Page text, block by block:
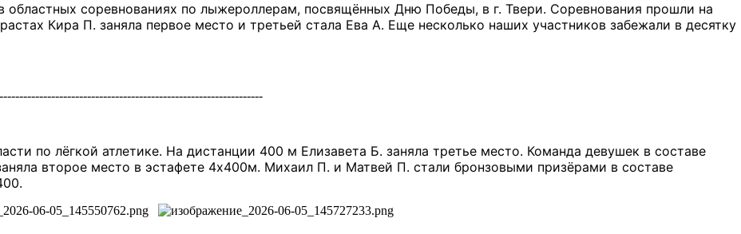
областных соревнованиях по лыжероллерам, посвящённых Дню Победы, в г. Твери. Соревнования прошли на
Кира П. заняла первое место и третьей стала Ева А. Еще несколько наших участников забежали в десятку
по лёгкой атлетике. На дистанции 400 м Елизавета Б. заняла третье место. Команда девушек в составе
второе место в эстафете 4х400м. Михаил П. и Матвей П. стали бронзовыми призёрами в составе